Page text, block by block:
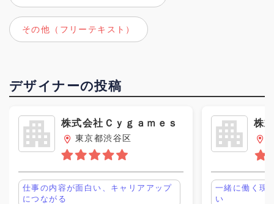
その他（フリーテキスト）
デザイナーの投稿
株式会社Ｃｙｇａｍｅｓ
東京都渋谷区
仕事の内容が面白い、キャリアアップ
につながる
株
Ａ
一緒に働く現
い